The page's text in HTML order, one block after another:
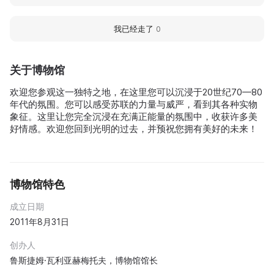
关于博物馆
欢迎您参观这一独特之地，在这里您可以沉浸于20世纪70—80
年代的氛围。您可以感受苏联的力量与威严，看到其各种实物
象征。这里让您完全沉浸在充满正能量的氛围中，收获许多美
好情感。欢迎您回到光明的过去，并预祝您拥有美好的未来！
博物馆特色
成立日期
2011年8月31日
创办人
鲁斯捷姆·瓦利亚赫梅托夫，博物馆馆长
我已经走了 0